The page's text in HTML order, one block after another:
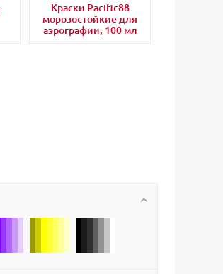
Краски Pacific88
морозостойкие для
аэрографии, 100 мл